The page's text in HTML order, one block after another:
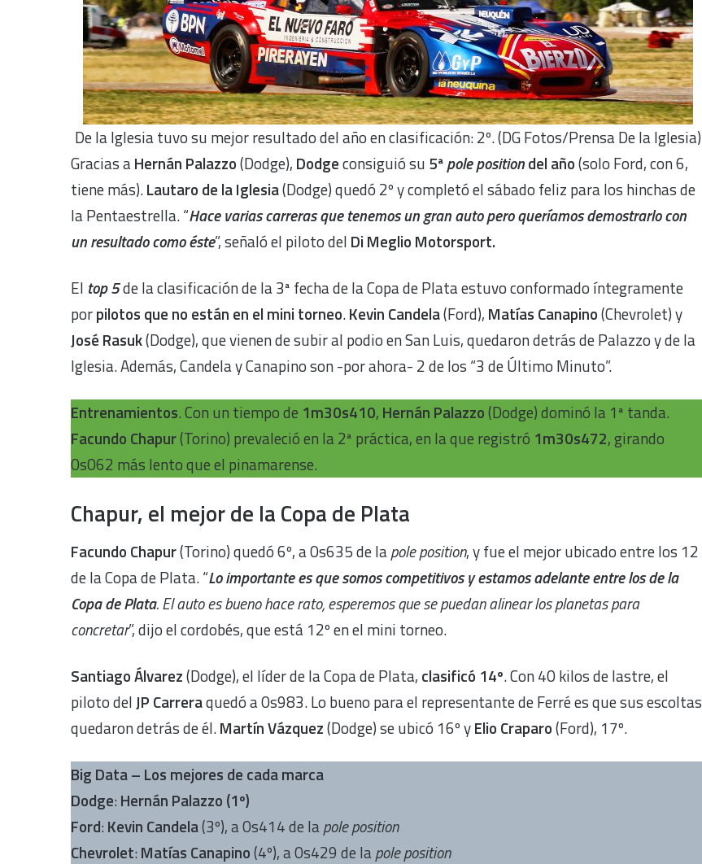
De la Iglesia tuvo su mejor resultado del año en clasificación: 2º. (DG Fotos/Prensa De la Iglesia)
Gracias aHernán Palazzo(Dodge), Dodgeconsiguió su 5ªpole positiondel año(solo Ford, con 6,
tiene más).Lautaro de la Iglesia(Dodge) quedó 2º y completó el sábado feliz para los hinchas de
la Pentaestrella. “Hace varias carreras que tenemos un gran auto pero queríamos demostrarlo con
un resultado como éste”, señaló el piloto del Di Meglio Motorsport.
El top 5de la clasificación de la 3ª fecha de la Copa de Plata estuvo conformado íntegramente
porpilotos que no están en el mini torneo.Kevin Candela(Ford), Matías Canapino(Chevrolet) y
José Rasuk(Dodge), que vienen de subir al podio en San Luis, quedaron detrás de Palazzo y de la
Iglesia. Además, Candela y Canapino son -por ahora- 2 de los “3 de Último Minuto”.
Entrenamientos. Con un tiempo de 1m30s410, Hernán Palazzo(Dodge) dominó la 1ª tanda.
Facundo Chapur(Torino) prevaleció en la 2ª práctica, en la que registró 1m30s472, girando
0s062 más lento que el pinamarense.
Chapur, el mejor de la Copa de Plata
Facundo Chapur(Torino) quedó 6º, a 0s635 de lapole position, y fue el mejor ubicado entre los 12
de la Copa de Plata. “Lo importante es que somos competitivos y estamos adelante entre los de la
Copa de Plata. El auto es bueno hace rato, esperemos que se puedan alinear los planetas para
concretar”, dijo el cordobés, que está 12º en el mini torneo.
Santiago Álvarez(Dodge), el líder de la Copa de Plata, clasificó 14º. Con 40 kilos de lastre, el
piloto delJP Carreraquedó a 0s983. Lo bueno para el representante de Ferré es que sus escoltas
quedaron detrás de él.Martín Vázquez(Dodge) se ubicó 16º yElio Craparo(Ford), 17º.
Big Data – Los mejores de cada marca
Dodge: Hernán Palazzo (1º)
Ford: Kevin Candela(3º), a 0s414 de lapole position
Chevrolet: Matías Canapino(4º), a 0s429 de lapole position